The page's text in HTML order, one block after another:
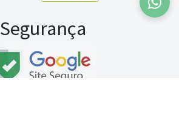
Segurança